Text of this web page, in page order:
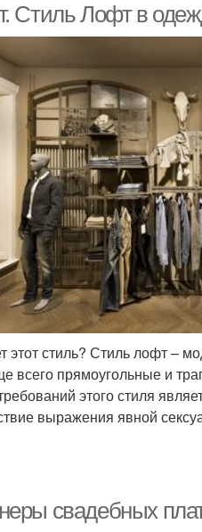
Стиль Лофт в
этот стиль? Стиль лофт –
всего прямоугольные и
этого стиля
выражения явной
свадебных